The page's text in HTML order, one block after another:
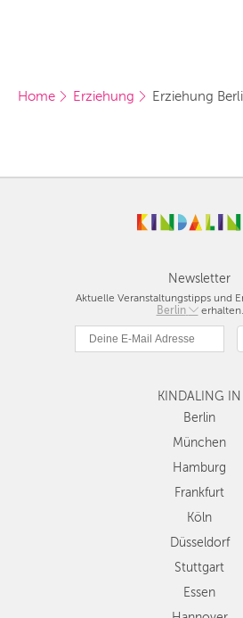
Home Erziehung Erziehung
Newsletter
Aktuelle Veranstaltungstipps und
Berlin
Berlin
Hamburg
Köln
Nürnberg
erhalten.
KINDALING IN
Berlin
München
Hamburg
Frankfurt
Köln
Düsseldorf
Stuttgart
Essen